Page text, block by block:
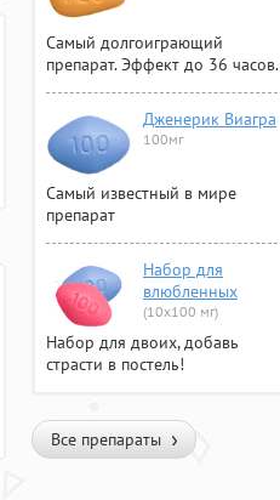
Самый долгоиграющий
препарат. Эффект до 36 часов.
Дженерик Виагра
100мг
Самый известный в мире
препарат
Набор для
влюбленных
(10х100 мг)
Набор для двоих, добавь
страсти в постель!
Все препараты